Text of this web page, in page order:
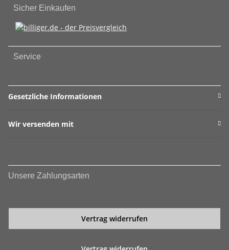
Sicher Einkaufen
Service
Gesetzliche Informationen
Wir versenden mit
Unsere Zahlungsarten
Vertrag widerrufen